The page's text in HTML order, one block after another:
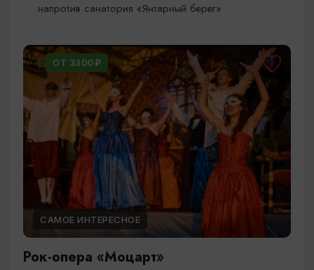
напротив санатория «Янтарный берег»
ОТ 3300₽
САМОЕ ИНТЕРЕСНОЕ
Рок-опера «Моцарт»